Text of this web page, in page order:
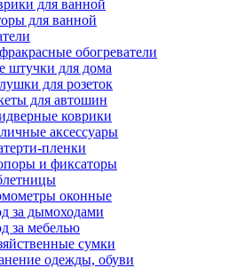
для ванной
для ванной
обогреватели
штучки для дома
для розеток
для автошин
коврики
аксессуары
пленки
и фиксаторы
оконные
за дымоходами
за мебелью
сумки
одежды, обуви